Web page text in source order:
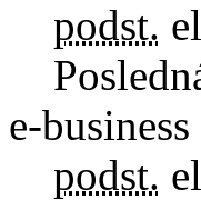
podst.
e-business
podst.